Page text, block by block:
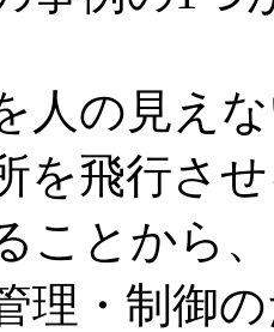
の見え
を飛行さ
ことから
理・制御